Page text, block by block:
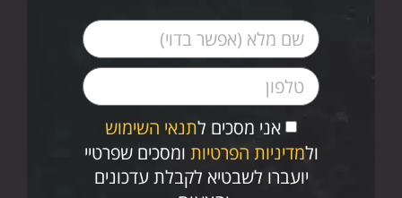
אני מסכים לתנאי השימוש
ולמדיניות הפרטיות ומסכים שפרטיי
יועברו לשבטיא לקבלת עדכונים